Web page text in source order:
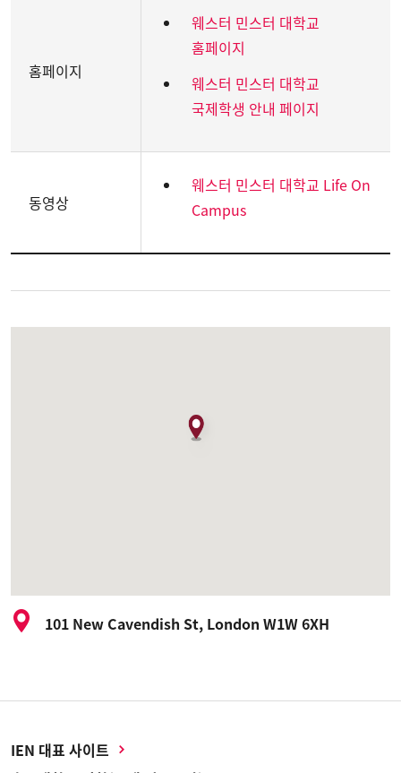
홈페이지
웨스터 민스터 대학교
홈페이지
웨스터 민스터 대학교
국제학생 안내 페이지
동영상
웨스터 민스터 대학교 Life On
Campus
101 New Cavendish St, London W1W 6XH
IEN 대표 사이트